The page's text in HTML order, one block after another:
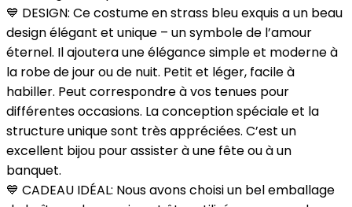
💙 DESIGN: Ce costume en strass bleu exquis a un beau
design élégant et unique – un symbole de l’amour
éternel. Il ajoutera une élégance simple et moderne à
la robe de jour ou de nuit. Petit et léger, facile à
habiller. Peut correspondre à vos tenues pour
différentes occasions. La conception spéciale et la
structure unique sont très appréciées. C’est un
excellent bijou pour assister à une fête ou à un
banquet.
💙 CADEAU IDÉAL: Nous avons choisi un bel emballage